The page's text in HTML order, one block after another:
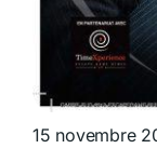
15 novembre